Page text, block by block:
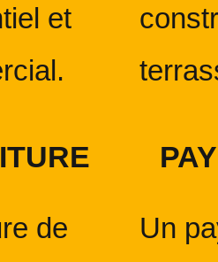
et
de
Un